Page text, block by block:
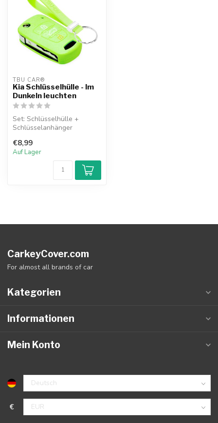
TBU CAR®
Kia Schlüsselhülle - Im
Dunkeln leuchten
Set: Schlüsselhülle +
Schlüsselanhänger
€8,99
Auf Lager
CarkeyCover.com
For almost all brands of car
Kategorien
Informationen
Mein Konto
€